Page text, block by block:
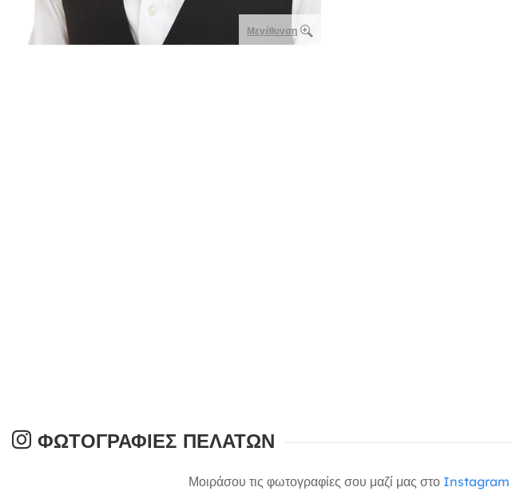
Μεγέθυνση
ΦΩΤΟΓΡΑΦΊΕΣ ΠΕΛΑΤΏΝ
Μοιράσου τις φωτογραφίες σου μαζί μας στο Instagram